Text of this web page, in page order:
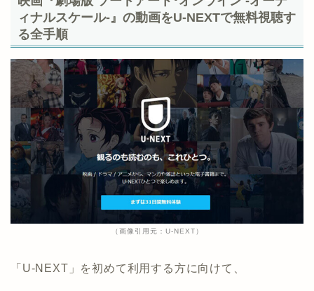
ィナルスケール-』の動画をU-NEXTで無料視聴す
る全手順
（画像引用元：U-NEXT）
「U-NEXT」を初めて利用する方に向けて、